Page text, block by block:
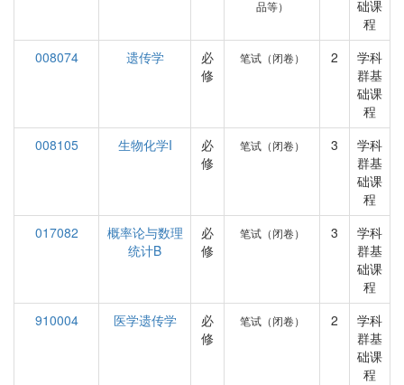
品等）
础课
程
008074
遗传学
必
修
笔试（闭卷） 2
学科
群基
础课
程
008105
生物化学I
必
修
笔试（闭卷） 3
学科
群基
础课
程
017082
概率论与数理
统计B
必
修
笔试（闭卷） 3
学科
群基
础课
程
910004
医学遗传学
必
修
笔试（闭卷） 2
学科
群基
础课
程